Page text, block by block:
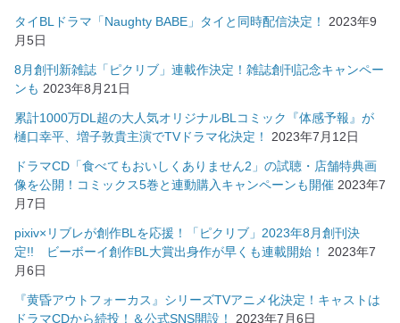
タイBLドラマ「Naughty BABE」タイと同時配信決定！
2023年9
月5日
8月創刊新雑誌「ピクリブ」連載作決定！雑誌創刊記念キャンペー
ンも 2023年8月21日
累計1000万DL超の大人気オリジナルBLコミック『体感予報』が
樋口幸平、増子敦貴主演でTVドラマ化決定！
2023年7月12日
ドラマCD「食べてもおいしくありません2」の試聴・店舗特典画
像を公開！コミックス5巻と連動購入キャンペーンも開催 2023年7
月7日
pixiv×リブレが創作BLを応援！「ピクリブ」2023年8月創刊決
定!! ビーボーイ創作BL大賞出身作が早くも連載開始！
2023年7
月6日
『黄昏アウトフォーカス』シリーズTVアニメ化決定！キャストは
ドラマCDから続投！＆公式SNS開設！
2023年7月6日